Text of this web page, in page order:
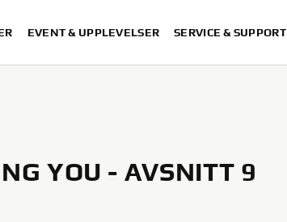
EVENT & UPPLEVELSER SERVICE & SUPPORT
YOU - AVSNITT 9